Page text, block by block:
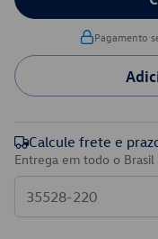
Pagamento
Calcule frete e
Entrega em todo o Brasil